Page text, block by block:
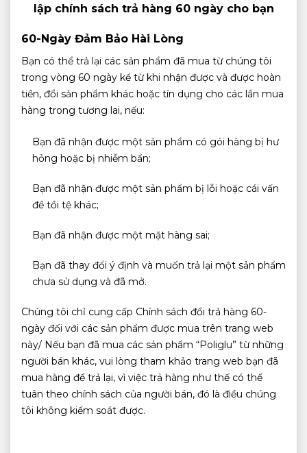
lập chính sách trả hàng 60 ngày cho bạn
60-Ngày Đảm Bảo Hài Lòng
Bạn có thể trả lại các sản phẩm đã mua từ chúng tôi
trong vòng 60 ngày kể từ khi nhận được và được hoàn
tiền, đổi sản phẩm khác hoặc tín dụng cho các lần mua
hàng trong tương lai, nếu:
Bạn đã nhận được một sản phẩm có gói hàng bị hư
hỏng hoặc bị nhiễm bẩn;
Bạn đã nhận được một sản phẩm bị lỗi hoặc cái vấn
đề tồi tệ khác;
Bạn đã nhận được một mặt hàng sai;
Bạn đã thay đổi ý định và muốn trả lại một sản phẩm
chưa sử dụng và đã mở.
Chúng tôi chỉ cung cấp Chính sách đổi trả hàng 60-
ngày đối với các sản phẩm được mua trên trang web
này/ Nếu bạn đã mua các sản phẩm “Poliglu” từ những
người bán khác, vui lòng tham khảo trang web bạn đã
mua hàng để trả lại, vì việc trả hàng như thế có thể
tuân theo chính sách của người bán, đó là điều chúng
tôi không kiểm soát được.